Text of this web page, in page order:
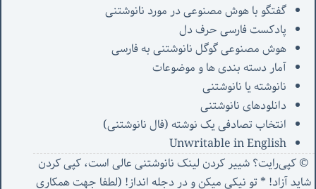
گفتگو با هوش مصنوعی در مورد نانوشتنی
پادکست فارسی حرف دل
هوش مصنوعی گوگل نانوشتنی به فارسی
آمار دسته بندی ها و موضوعات
نانوشته یا نانوشتنی
دانلودهای نانوشتنی
انتخاب تصادفی یک نوشته (فال نانوشتنی)
Unwritable in English
© کپی‌رایت؟ شییر کردن لینک نانوشتنی عالی است، کپی کردن
شاید آزاد! * تو نیکی میکن و در دجله انداز! (لطفا جهت همکاری